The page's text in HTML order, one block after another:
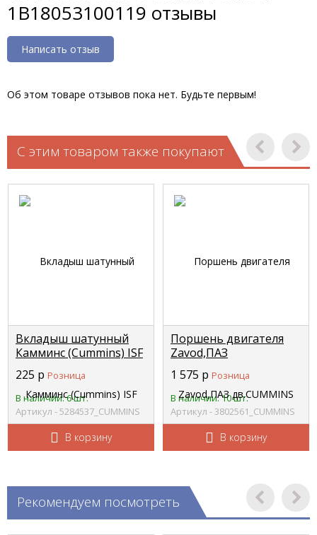
1B18053100119 отзывы
Написать отзыв
Об этом товаре отзывов пока нет. Будьте первым!
С этим товаром также покупают
Вкладыш шатунный
Камминс (Cummins) ISF
2,8 нижний
5261125/5340182
CUMMINS (узкий 21мм)
5284537
225 р Розница
В наличии: 6 шт.
Артикул - 5284537_CUMMINS
В корзину
Поршень двигателя
Zavod,ПАЗ
дв.CUMMINS 4BT,6BT с
кольцами в сборе
d=0.00 3802561
1 575 р Розница
В наличии: 10 шт.
Артикул - 3802561_CUMMINS
В корзину
Рекомендуем посмотреть